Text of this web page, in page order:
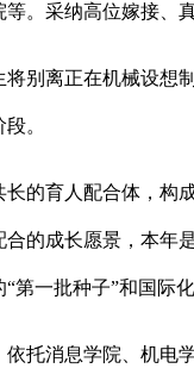
。采纳高位嫁接、
离正在机械设想制
。
育人配合体，构成
的成长愿景，本年
第一批种子”和国际
消息学院、机电学